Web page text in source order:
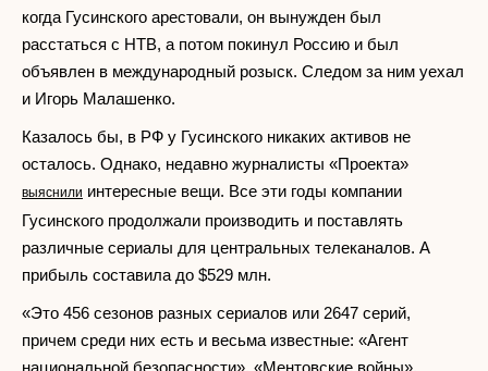
когда Гусинского арестовали, он вынужден был
расстаться с НТВ, а потом покинул Россию и был
объявлен в международный розыск. Следом за ним уехал
и Игорь Малашенко.
Казалось бы, в РФ у Гусинского никаких активов не
осталось. Однако, недавно журналисты «Проекта»
выяснили интересные вещи. Все эти годы компании
Гусинского продолжали производить и поставлять
различные сериалы для центральных телеканалов. А
прибыль составила до $529 млн.
«Это 456 сезонов разных сериалов или 2647 серий,
причем среди них есть и весьма известные: «Агент
национальной безопасности», «Ментовские войны»,